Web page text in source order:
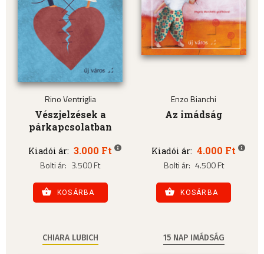
Rino Ventriglia
Vészjelzések a
párkapcsolatban
Kiadói ár: 3.000 Ft
Bolti ár: 3.500 Ft
KOSÁRBA
Enzo Bianchi
Az imádság
Kiadói ár: 4.000 Ft
Bolti ár: 4.500 Ft
KOSÁRBA
CHIARA LUBICH 15 NAP IMÁDSÁG